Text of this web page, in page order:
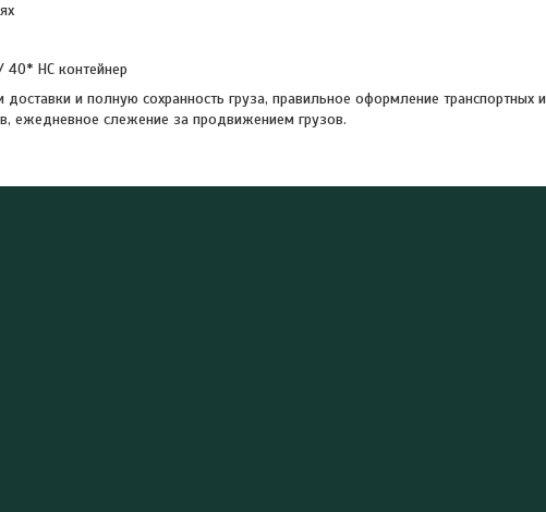
40* НС контейнер
и полную сохранность груза, правильное оформление транспортных и
ежедневное слежение за продвижением грузов.